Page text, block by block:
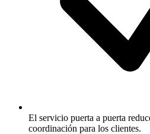
El servicio puerta a puerta
coordinación para los clientes.